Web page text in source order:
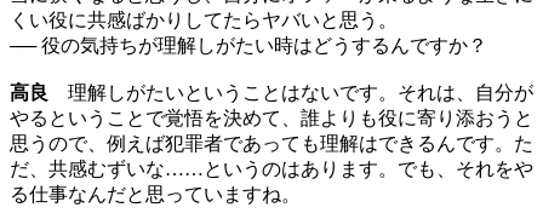
くい役に共感ばかりしてたらヤバいと思う。
── 役の気持ちが理解しがたい時はどうするんですか？
高良
理解しがたいということはないです。それは、自分が
やるということで覚悟を決めて、誰よりも役に寄り添おうと
思うので、例えば犯罪者であっても理解はできるんです。た
だ、共感むずいな……というのはあります。でも、それをや
る仕事なんだと思っていますね。